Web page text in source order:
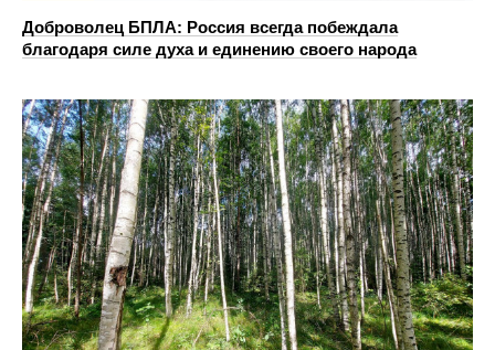
Доброволец БПЛА: Россия всегда побеждала
благодаря силе духа и единению своего народа